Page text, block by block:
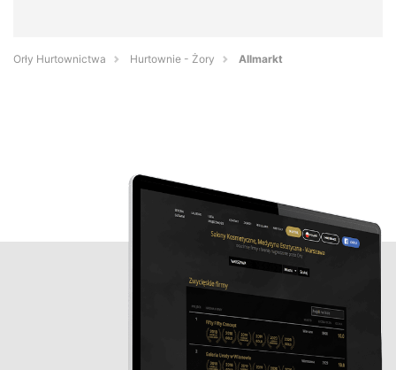
Orły Hurtownictwa Hurtownie - Żory Allmarkt